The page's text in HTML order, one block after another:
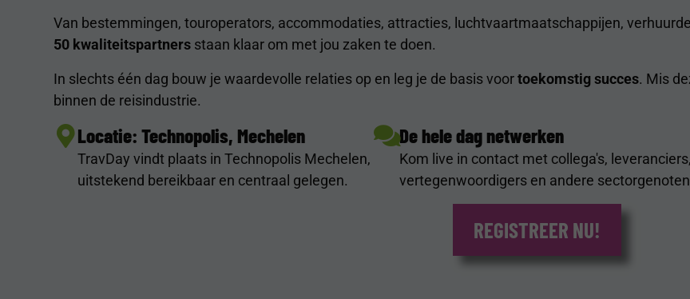
Van bestemmingen, touroperators, accommodaties, attracties, luchtvaartmaatschappijen,
50 kwaliteitspartners staan klaar om met jou zaken te doen.
In slechts één dag bouw je waardevolle relaties op en leg je de basis voortoekomstig succes. Mis
binnen de reisindustrie.
Locatie: Technopolis, Mechelen
TravDay vindt plaats in Technopolis Mechelen,
uitstekend bereikbaar en centraal gelegen.
De hele dag netwerken
Kom live in contact met collega's, leveranciers,
vertegenwoordigers en andere
REGISTREER NU!